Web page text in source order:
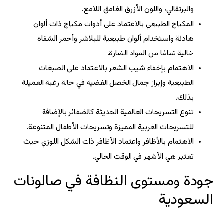
والبرتقالي، واللون الأزرق الغامق اللامع.
المكياج الطبيعي بالاعتماد على أدوات مكياج ذات ألوان
هادئة واستخدام ألوان طبيعية للبلاشر وأحمر الشفاه
خالية تمامًا من المواد الضارة.
الاهتمام بإخفاء شيب الشعر بالاعتماد على الصبغات
الطبيعية وإبراز جمال الخصل الفضية في حالة رغبة العميلة
بذلك.
تنوع التسريحات العالمية الحديثة كالضفائر بالإضافة
للتسريحات الغربية المميزة وتسريحات الأطفال المتنوعة.
الاهتمام بالأظافر واعتماد الأظافر ذات الشكل اللوزي حيث
تعتبر هي الأشهر في الوقت الحالي.
جودة ومستوى النظافة في صالونات
السعودية